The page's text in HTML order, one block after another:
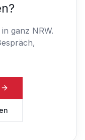
ganz NRW.